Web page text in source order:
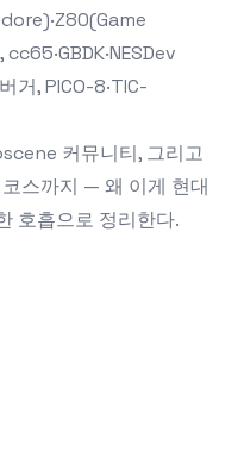
거, PICO-8·TIC-
커뮤니티, 그리고
스까지 — 왜 이게 현대
호흡으로 정리한다.